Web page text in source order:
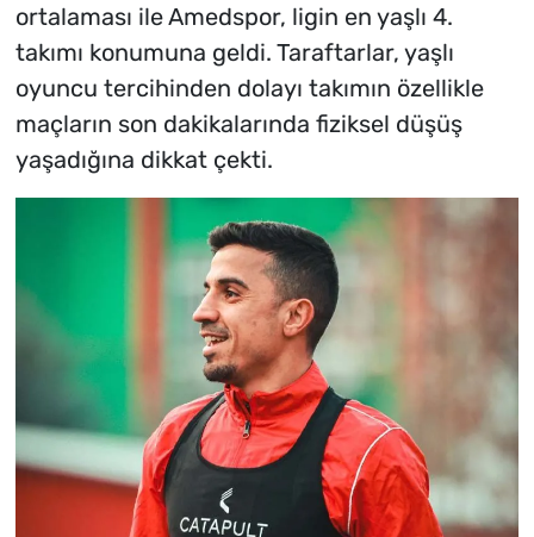
ortalaması ile Amedspor, ligin en yaşlı 4.
takımı konumuna geldi. Taraftarlar, yaşlı
oyuncu tercihinden dolayı takımın özellikle
maçların son dakikalarında fiziksel düşüş
yaşadığına dikkat çekti.